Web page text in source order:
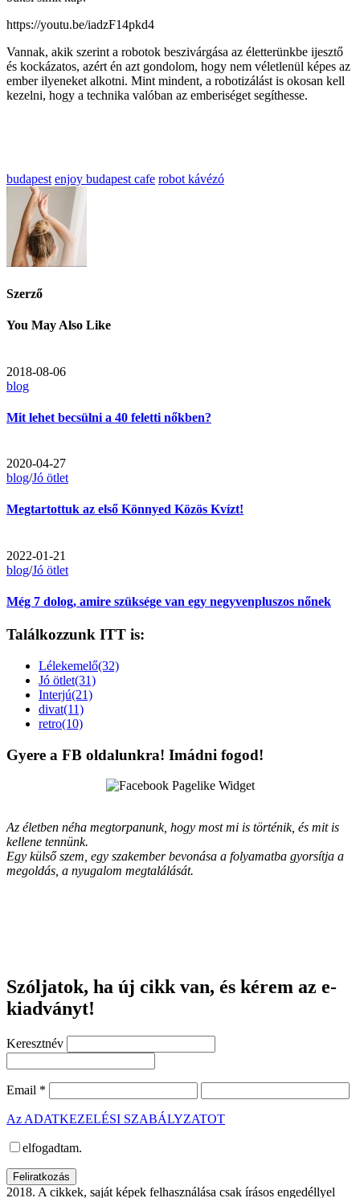
https://youtu.be/iadzF14pkd4
Vannak, akik szerint a robotok beszivárgása az életterünkbe ijesztő
és kockázatos, azért én azt gondolom, hogy nem véletlenül képes az
ember ilyeneket alkotni. Mint mindent, a robotizálást is okosan kell
kezelni, hogy a technika valóban az emberiséget segíthesse.
budapest enjoy budapest cafe robot kávézó
Szerző
You May Also Like
2018-08-06
blog
Mit lehet becsülni a 40 feletti nőkben?
2020-04-27
blog/Jó ötlet
Megtartottuk az első Könnyed Közös Kvízt!
2022-01-21
blog/Jó ötlet
Még 7 dolog, amire szüksége van egy negyvenpluszos nőnek
Találkozzunk ITT is:
Lélekemelő(32)
Jó ötlet(31)
Interjú(21)
divat(11)
retro(10)
Gyere a FB oldalunkra! Imádni fogod!
Az életben néha megtorpanunk, hogy most mi is történik, és mit is
kellene tennünk.
Egy külső szem, egy szakember bevonása a folyamatba gyorsítja a
megoldás, a nyugalom megtalálását.
Szóljatok, ha új cikk van, és kérem az e-
kiadványt!
Keresztnév
Email *
Az ADATKEZELÉSI SZABÁLYZATOT
elfogadtam.
2018. A cikkek, saját képek felhasználása csak írásos engedéllyel